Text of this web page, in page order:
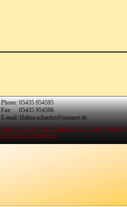
Phone: 05435 954595
Fax: 05435 954596
E-mail: Halina.schaefer@osnanet.de